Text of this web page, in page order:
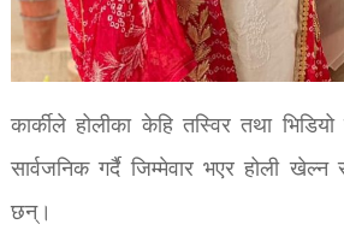
कार्कीले होलीका केहि तस्विर तथा
सार्वजनिक गर्दै जिम्मेवार भएर होली
छन्।